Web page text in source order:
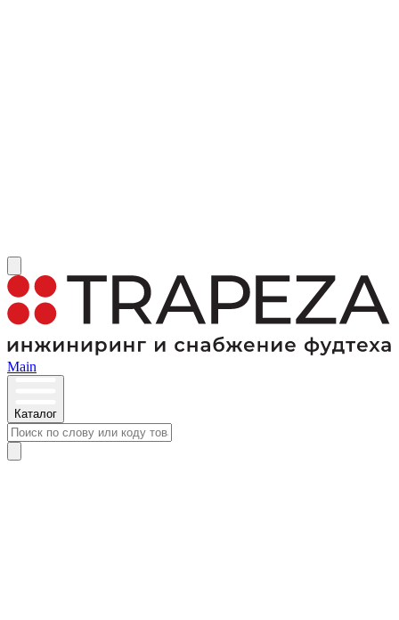
Main
Каталог